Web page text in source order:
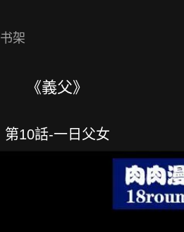
书架
《義父》
第10話-一日父女